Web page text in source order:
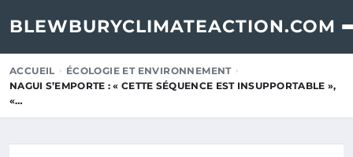
BLEWBURYCLIMATEACTION.COM
ACCUEIL
ÉCOLOGIE ET ENVIRONNEMENT
NAGUI S’EMPORTE : « CETTE SÉQUENCE EST INSUPPORTABLE »,
«…